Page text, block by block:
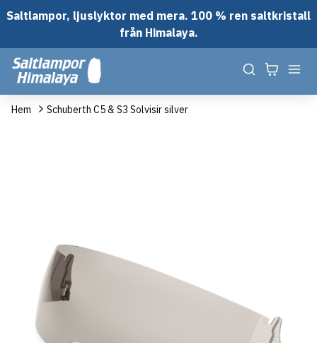
Saltlampor, ljuslyktor med mera. 100 % ren saltkristall
från Himalaya.
Hem Schuberth C5 & S3 Solvisir silver